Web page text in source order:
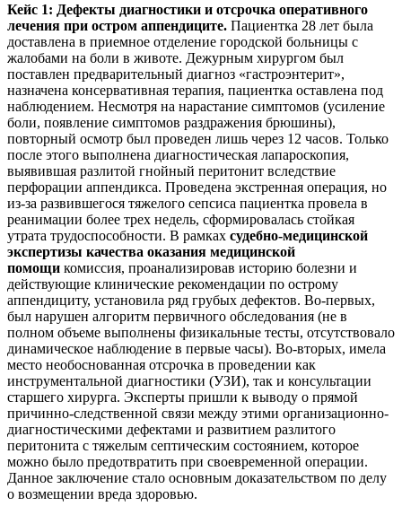
Кейс 1: Дефекты диагностики и отсрочка оперативного
лечения при остром аппендиците. Пациентка 28 лет была
доставлена в приемное отделение городской больницы с
жалобами на боли в животе. Дежурным хирургом был
поставлен предварительный диагноз «гастроэнтерит»,
назначена консервативная терапия, пациентка оставлена под
наблюдением. Несмотря на нарастание симптомов (усиление
боли, появление симптомов раздражения брюшины),
повторный осмотр был проведен лишь через 12 часов. Только
после этого выполнена диагностическая лапароскопия,
выявившая разлитой гнойный перитонит вследствие
перфорации аппендикса. Проведена экстренная операция, но
из-за развившегося тяжелого сепсиса пациентка провела в
реанимации более трех недель, сформировалась стойкая
утрата трудоспособности. В рамках судебно-медицинской
экспертизы качества оказания медицинской
помощи комиссия, проанализировав историю болезни и
действующие клинические рекомендации по острому
аппендициту, установила ряд грубых дефектов. Во-первых,
был нарушен алгоритм первичного обследования (не в
полном объеме выполнены физикальные тесты, отсутствовало
динамическое наблюдение в первые часы). Во-вторых, имела
место необоснованная отсрочка в проведении как
инструментальной диагностики (УЗИ), так и консультации
старшего хирурга. Эксперты пришли к выводу о прямой
причинно-следственной связи между этими организационно-
диагностическими дефектами и развитием разлитого
перитонита с тяжелым септическим состоянием, которое
можно было предотвратить при своевременной операции.
Данное заключение стало основным доказательством по делу
о возмещении вреда здоровью.